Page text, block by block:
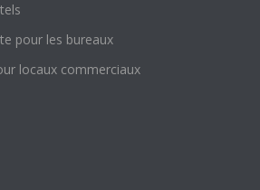
pour les bureaux
locaux commerciaux